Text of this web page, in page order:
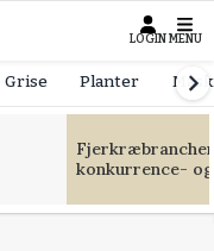
LOGIN MENU
Grise Planter
konkurrence-